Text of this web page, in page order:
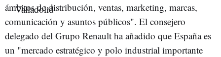
ámbitos de distribución, ventas, marketing, marcas,
comunicación y asuntos públicos". El consejero
delegado del Grupo Renault ha añadido que España es
un "mercado estratégico y polo industrial importante